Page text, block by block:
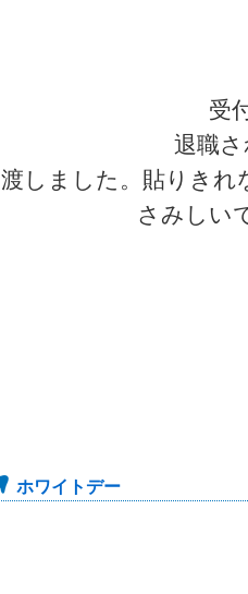
受
退職
渡しました。貼りきれ
さみしい
ホワイトデー